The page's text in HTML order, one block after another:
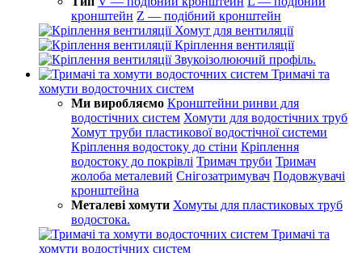
кронштейн Z — подібний кронштейн
Хомут для вентиляції
Кріплення вентиляції
Звукоізолюючий профіль.
Тримачі та
хомути водосточних систем
Ми виробляємо Кронштейни ринви для
водостічних систем Хомути для водостічних труб
Хомут труби пластикової водостічної системи
Кріплення водостоку до стіни Кріплення
водостоку до покрівлі Тримач труби Тримач
жолоба металевий Снігозатримувач Подовжувачі
кронштейна
Металеві хомути Хомуты для пластиковых труб
водостока.
Тримачі та
хомути водостічних систем